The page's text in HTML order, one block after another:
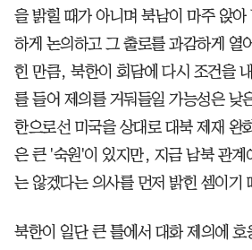
을 밝힐 때가 아니며 북남이 마주 앉아
하게 논의하고 그 출로를 과감하게 열
힌 만큼, 북한이 회담에 다시 조건을
를 들어 제의를 거둬들일 가능성은 낮
한으로선 미국을 상대로 대북 제재 완
은 큰 '숙원'이 있지만, 지금 남북 관계
는 않겠다는 의사를 먼저 밝힌 셈이기
북한이 일단 큰 틀에서 대화 제의에 호